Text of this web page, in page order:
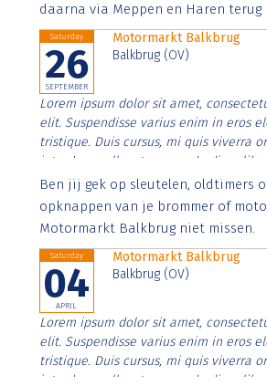
daarna via Meppen en Haren terug
Saturday
26
SEPTEMBER
Motormarkt Balkbrug
Balkbrug (OV)
Lorem ipsum dolor sit amet,
elit. Suspendisse varius enim in eros
tristique. Duis cursus, mi quis viverra
interdum nulla, ut commodo diam
Aenean faucibus nibh et justo cursus
imperdiet. Nunc ut sem vitae risus
Ben jij gek op sleutelen, oldtimers
opknappen van je brommer of
Motormarkt Balkbrug niet missen.
Saturday
04
APRIL
Motormarkt Balkbrug
Balkbrug (OV)
Lorem ipsum dolor sit amet,
elit. Suspendisse varius enim in eros
tristique. Duis cursus, mi quis viverra
interdum nulla, ut commodo diam